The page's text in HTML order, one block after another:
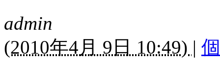
admin
(2010年4月 9日 10:49) |